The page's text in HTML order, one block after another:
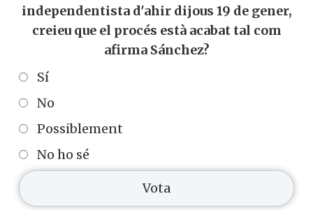
independentista d'ahir dijous 19 de gener,
creieu que el procés està acabat tal com
afirma Sánchez?
Sí
No
Possiblement
No ho sé